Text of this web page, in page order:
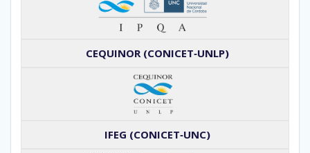
CEQUINOR (CONICET‑UNLP)
IFEG (CONICET‑UNC)